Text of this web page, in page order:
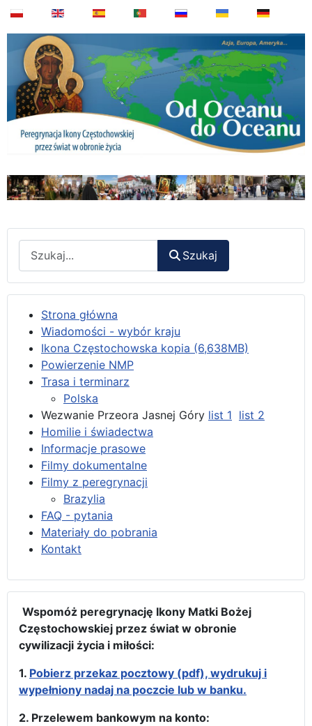
Szukaj
Strona główna
Wiadomości - wybór kraju
Ikona Częstochowska kopia (6,638MB)
Powierzenie NMP
Trasa i terminarz
Polska
Wezwanie Przeora Jasnej Góry list 1 list 2
Homilie i świadectwa
Informacje prasowe
Filmy dokumentalne
Filmy z peregrynacji
Brazylia
FAQ - pytania
Materiały do pobrania
Kontakt
Wspomóż peregrynację Ikony Matki Bożej
Częstochowskiej przez świat w obronie
cywilizacji życia i miłości:
1. Pobierz przekaz pocztowy (pdf), wydrukuj i
wypełniony nadaj na poczcie lub w banku.
2. Przelewem bankowym na konto: